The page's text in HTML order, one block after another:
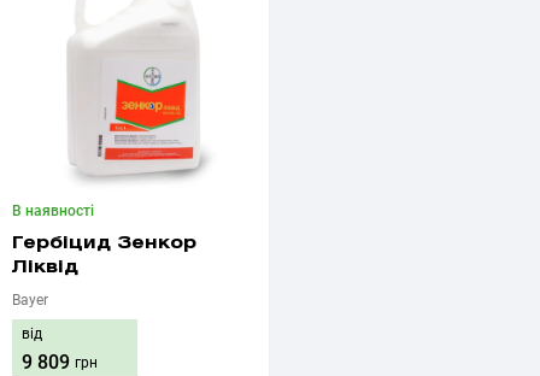
В наявності
Гербіцид Зенкор
Ліквід
Bayer
від
9 809 грн